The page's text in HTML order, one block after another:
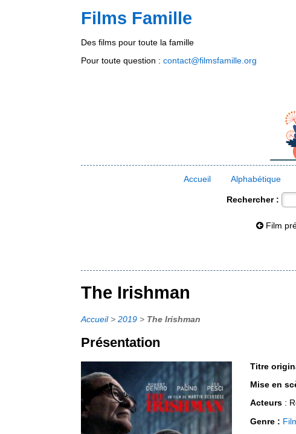
Films Famille
Des films pour toute la famille
Pour toute question :contact@filmsfamille.org
Accueil Alphabétique
Rechercher :
Film
The Irishman
Accueil>2019 > The Irishman
Présentation
Titre
Mise en
Acteurs :
Genre :